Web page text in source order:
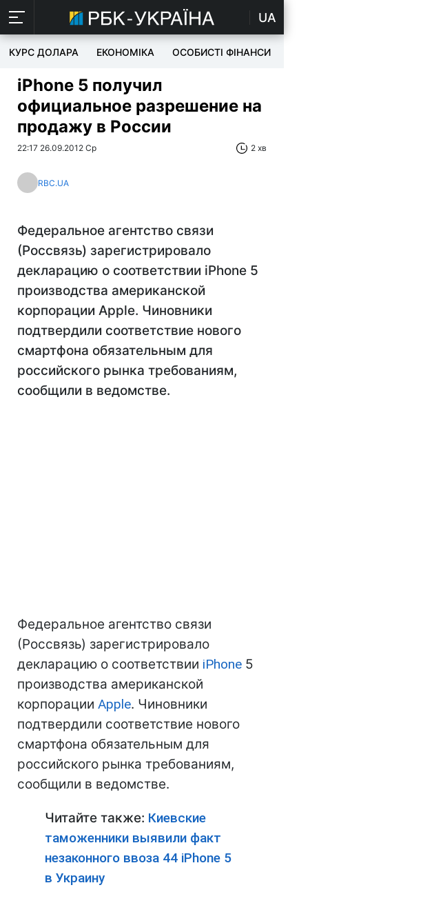
UA
КУРС ДОЛАРА ЕКОНОМІКА ОСОБИСТІ ФІНАНСИ
iPhone 5 получил
официальное разрешение на
продажу в России
22:17 26.09.2012 Ср 2 хв
RBC.UA
Федеральное агентство связи
(Россвязь) зарегистрировало
декларацию о соответствии iPhone 5
производства американской
корпорации Apple. Чиновники
подтвердили соответствие нового
смартфона обязательным для
российского рынка требованиям,
сообщили в ведомстве.
Федеральное агентство связи
(Россвязь) зарегистрировало
декларацию о соответствии iPhone 5
производства американской
корпорации Apple. Чиновники
подтвердили соответствие нового
смартфона обязательным для
российского рынка требованиям,
сообщили в ведомстве.
Читайте также: Киевские
таможенники выявили факт
незаконного ввоза 44 iPhone 5
в Украину